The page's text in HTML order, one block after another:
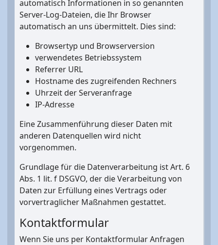
automatisch Informationen in so genannten
Server-Log-Dateien, die Ihr Browser
automatisch an uns übermittelt. Dies sind:
Browsertyp und Browserversion
verwendetes Betriebssystem
Referrer URL
Hostname des zugreifenden Rechners
Uhrzeit der Serveranfrage
IP-Adresse
Eine Zusammenführung dieser Daten mit
anderen Datenquellen wird nicht
vorgenommen.
Grundlage für die Datenverarbeitung ist Art. 6
Abs. 1 lit. f DSGVO, der die Verarbeitung von
Daten zur Erfüllung eines Vertrags oder
vorvertraglicher Maßnahmen gestattet.
Kontaktformular
Wenn Sie uns per Kontaktformular Anfragen